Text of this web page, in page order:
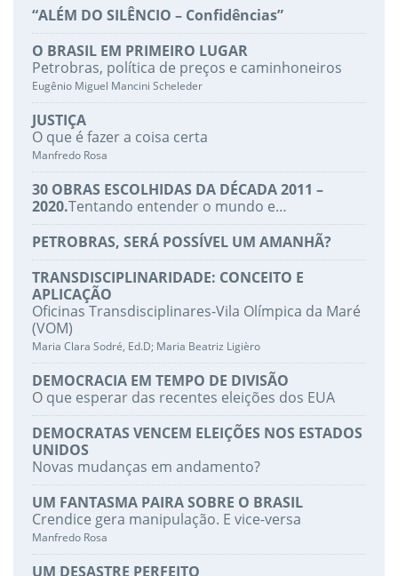
“ALÉM DO SILÊNCIO – Confidências”
O BRASIL EM PRIMEIRO LUGAR
Petrobras, política de preços e caminhoneiros
Eugênio Miguel Mancini Scheleder
JUSTIÇA
O que é fazer a coisa certa
Manfredo Rosa
30 OBRAS ESCOLHIDAS DA DÉCADA 2011 –
2020.Tentando entender o mundo e…
PETROBRAS, SERÁ POSSÍVEL UM AMANHÃ?
TRANSDISCIPLINARIDADE: CONCEITO E
APLICAÇÃO
Oficinas Transdisciplinares-Vila Olímpica da Maré
(VOM)
Maria Clara Sodré, Ed.D; Maria Beatriz Ligièro
DEMOCRACIA EM TEMPO DE DIVISÃO
O que esperar das recentes eleições dos EUA
DEMOCRATAS VENCEM ELEIÇÕES NOS ESTADOS
UNIDOS
Novas mudanças em andamento?
UM FANTASMA PAIRA SOBRE O BRASIL
Crendice gera manipulação. E vice-versa
Manfredo Rosa
UM DESASTRE PERFEITO